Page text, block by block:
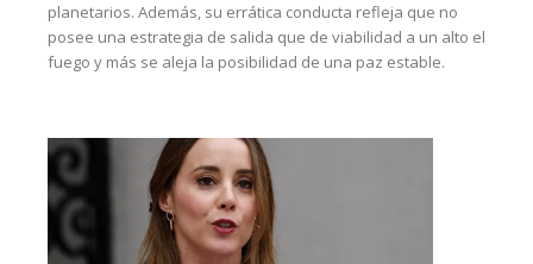
planetarios. Además, su errática conducta refleja que no
posee una estrategia de salida que de viabilidad a un alto el
fuego y más se aleja la posibilidad de una paz estable.